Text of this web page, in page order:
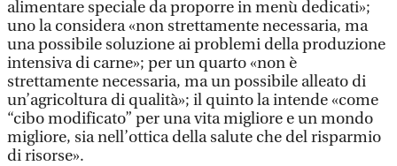
alimentare speciale da proporre in menù dedicati»;
uno la considera «non strettamente necessaria, ma
una possibile soluzione ai problemi della produzione
intensiva di carne»; per un quarto «non è
strettamente necessaria, ma un possibile alleato di
un’agricoltura di qualità»; il quinto la intende «come
“cibo modificato” per una vita migliore e un mondo
migliore, sia nell’ottica della salute che del risparmio
di risorse».